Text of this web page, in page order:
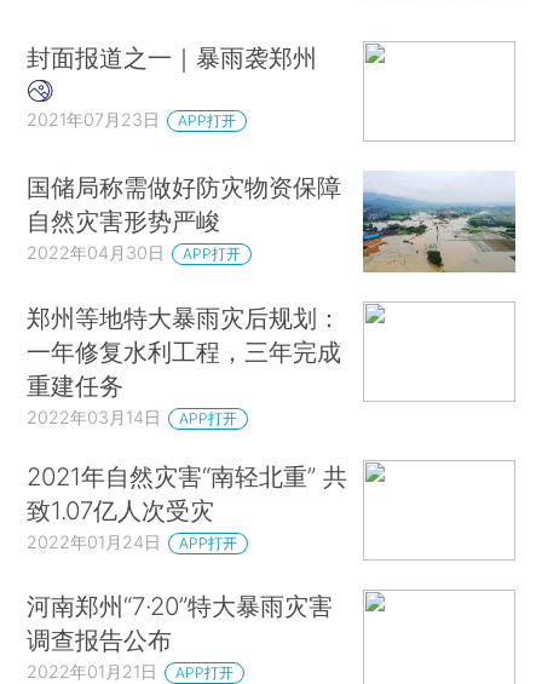
封面报道之一｜暴雨袭郑州
2021年07月23日 APP打开
国储局称需做好防灾物资保障
自然灾害形势严峻
2022年04月30日 APP打开
郑州等地特大暴雨灾后规划：
一年修复水利工程，三年完成
重建任务
2022年03月14日 APP打开
2021年自然灾害“南轻北重” 共
致1.07亿人次受灾
2022年01月24日 APP打开
河南郑州“7·20”特大暴雨灾害
调查报告公布
2022年01月21日 APP打开